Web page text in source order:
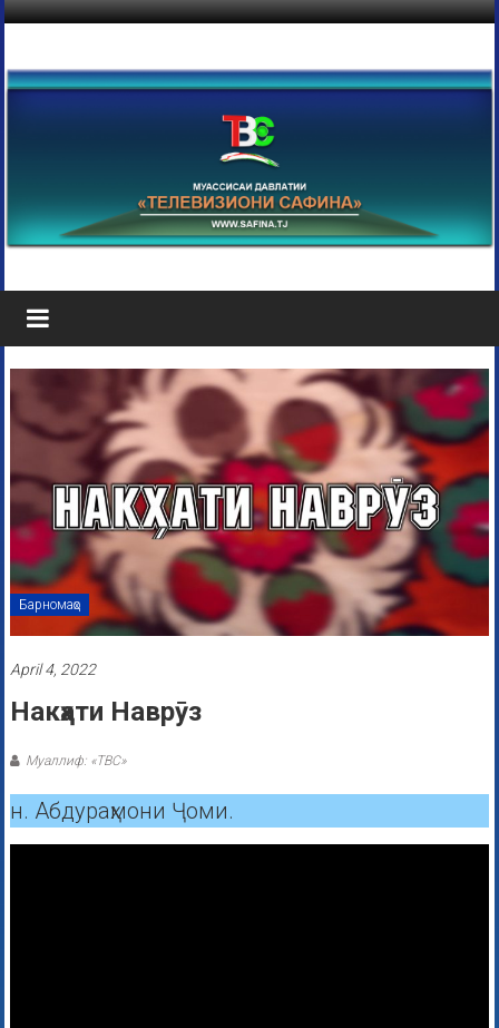
Барномаҳо
April 4, 2022
Накҳати Наврӯз
Муаллиф: «ТВС»
н. Абдураҳмони Ҷоми.